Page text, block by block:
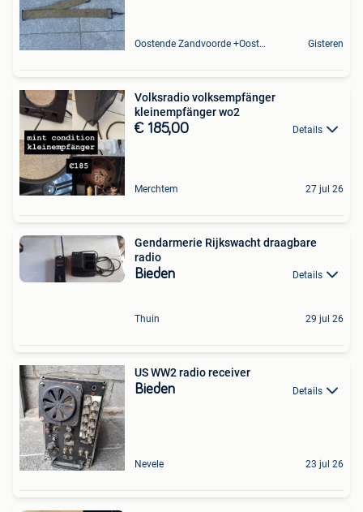
Oostende Zandvoorde +Oostende Gisteren
Volksradio volksempfänger
kleinempfänger wo2
€ 185,00 Details
Merchtem 27 jul 26
Gendarmerie Rijkswacht draagbare
radio
Bieden Details
Thuin 29 jul 26
US WW2 radio receiver
Bieden Details
Nevele 23 jul 26